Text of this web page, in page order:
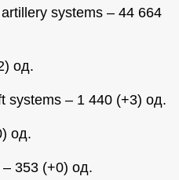
artillery systems – 44 664
од.
systems – 1 440 (+3) од.
од.
– 353 (+0) од.